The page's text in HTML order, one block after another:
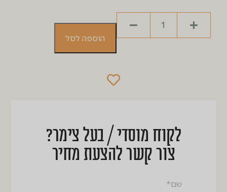
הוספה לסל
לקוח מוסדי / בעל צימר?
צור קשר להצעת מחיר